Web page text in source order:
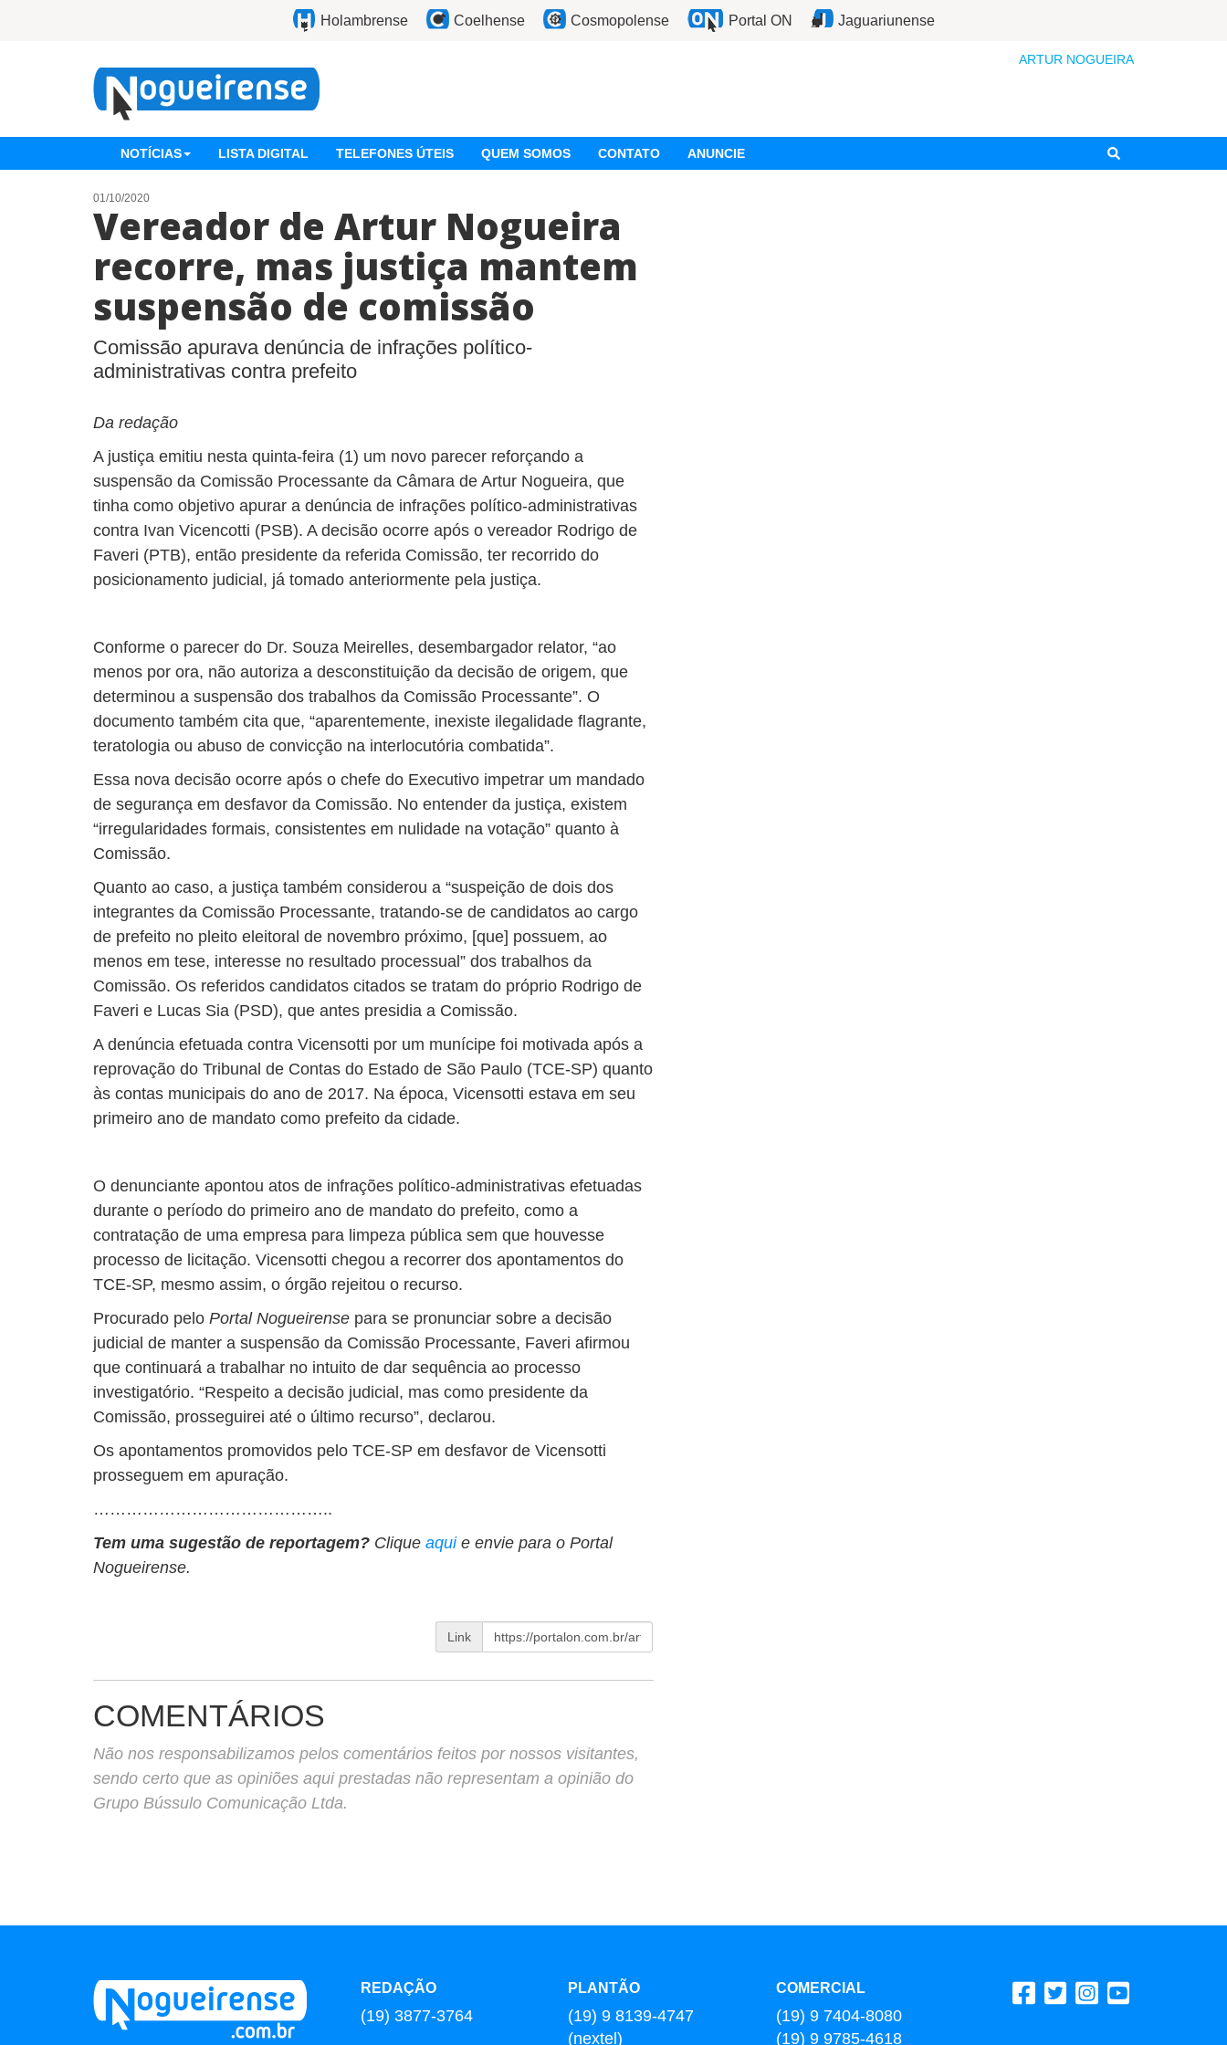
Holambrense Coelhense Cosmopolense Portal ON Jaguariunense
ARTUR NOGUEIRA
NOTÍCIAS LISTA DIGITAL TELEFONES ÚTEIS QUEM SOMOS CONTATO ANUNCIE
01/10/2020
Vereador de Artur Nogueira
recorre, mas justiça mantem
suspensão de comissão
Comissão apurava denúncia de infrações político-
administrativas contra prefeito
Da redação
A justiça emitiu nesta quinta-feira (1) um novo parecer reforçando a
suspensão da Comissão Processante da Câmara de Artur Nogueira, que
tinha como objetivo apurar a denúncia de infrações político-administrativas
contra Ivan Vicencotti (PSB). A decisão ocorre após o vereador Rodrigo de
Faveri (PTB), então presidente da referida Comissão, ter recorrido do
posicionamento judicial, já tomado anteriormente pela justiça.
Conforme o parecer do Dr. Souza Meirelles, desembargador relator, “ao
menos por ora, não autoriza a desconstituição da decisão de origem, que
determinou a suspensão dos trabalhos da Comissão Processante”. O
documento também cita que, “aparentemente, inexiste ilegalidade flagrante,
teratologia ou abuso de convicção na interlocutória combatida”.
Essa nova decisão ocorre após o chefe do Executivo impetrar um mandado
de segurança em desfavor da Comissão. No entender da justiça, existem
“irregularidades formais, consistentes em nulidade na votação” quanto à
Comissão.
Quanto ao caso, a justiça também considerou a “suspeição de dois dos
integrantes da Comissão Processante, tratando-se de candidatos ao cargo
de prefeito no pleito eleitoral de novembro próximo, [que] possuem, ao
menos em tese, interesse no resultado processual” dos trabalhos da
Comissão. Os referidos candidatos citados se tratam do próprio Rodrigo de
Faveri e Lucas Sia (PSD), que antes presidia a Comissão.
A denúncia efetuada contra Vicensotti por um munícipe foi motivada após a
reprovação do Tribunal de Contas do Estado de São Paulo (TCE-SP) quanto
às contas municipais do ano de 2017. Na época, Vicensotti estava em seu
primeiro ano de mandato como prefeito da cidade.
O denunciante apontou atos de infrações político-administrativas efetuadas
durante o período do primeiro ano de mandato do prefeito, como a
contratação de uma empresa para limpeza pública sem que houvesse
processo de licitação. Vicensotti chegou a recorrer dos apontamentos do
TCE-SP, mesmo assim, o órgão rejeitou o recurso.
Procurado pelo Portal Nogueirense para se pronunciar sobre a decisão
judicial de manter a suspensão da Comissão Processante, Faveri afirmou
que continuará a trabalhar no intuito de dar sequência ao processo
investigatório. “Respeito a decisão judicial, mas como presidente da
Comissão, prosseguirei até o último recurso”, declarou.
Os apontamentos promovidos pelo TCE-SP em desfavor de Vicensotti
prosseguem em apuração.
……………………………………..
Tem uma sugestão de reportagem? Clique aqui e envie para o Portal
Nogueirense.
Link
COMENTÁRIOS
Não nos responsabilizamos pelos comentários feitos por nossos visitantes,
sendo certo que as opiniões aqui prestadas não representam a opinião do
Grupo Bússulo Comunicação Ltda.
REDAÇÃO
(19) 3877-3764
PLANTÃO
(19) 9 8139-4747
(nextel)
COMERCIAL
(19) 9 7404-8080
(19) 9 9785-4618